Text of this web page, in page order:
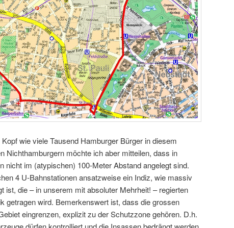
wie viele Tausend Hamburger Bürger in diesem
Nichthamburgern möchte ich aber mitteilen, dass in
nicht im (atypischen) 100-Meter Abstand angelegt sind.
4 U-Bahnstationen ansatzweise ein Indiz, wie massiv
ist, die – in unserem mit absoluter Mehrheit! – regierten
getragen wird. Bemerkenswert ist, dass die grossen
eingrenzen, explizit zu der Schutzzone gehören. D.h.